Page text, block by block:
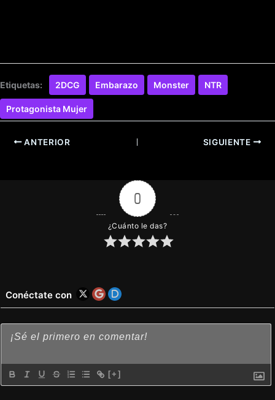
Etiquetas: 2DCG Embarazo Monster NTR
Protagonista Mujer
ANTERIOR SIGUIENTE
0
¿Cuánto le das?
Conéctate con
[+]